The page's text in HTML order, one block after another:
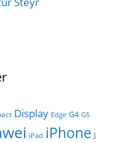
Display Edge G4 G5
iPad iPhone J